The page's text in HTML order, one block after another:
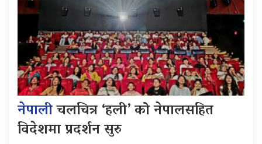
नेपालीचलचित्र ‘हली’ को नेपालसहित
विदेशमा प्रदर्शन सुरु